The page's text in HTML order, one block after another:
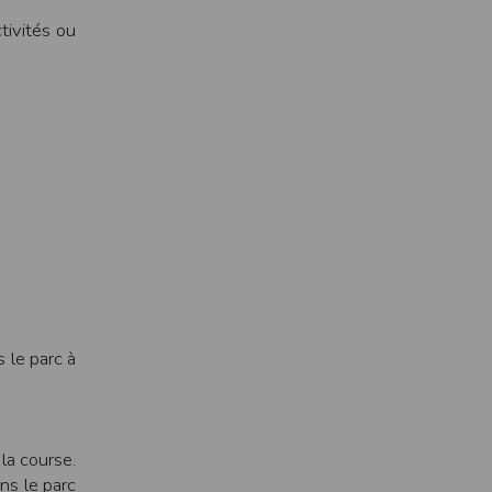
ou
le parc à
course.
le parc
ou un smartphone.
disposez d'un compte membre, retenir
déclaré à la Commission Nationale de
fonctionnalités du site. Les données
web, et d'effectuer une localisation
vous nous transmettez volontairement